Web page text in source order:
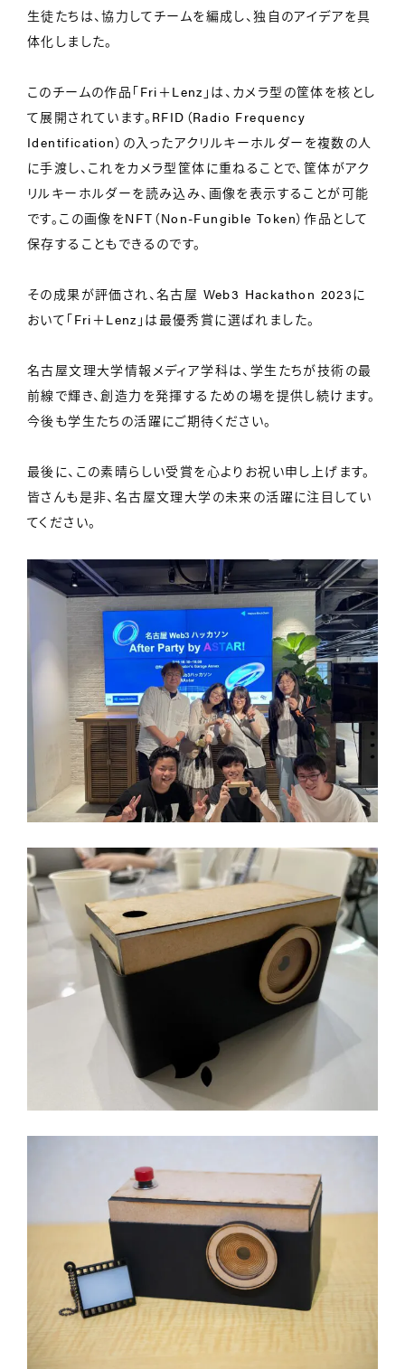
生徒たちは、協力してチームを編成し、独自のアイデアを具
体化しました。
このチームの作品「Fri＋Lenz」は、カメラ型の筐体を核とし
て展開されています。RFID（Radio Frequency
Identification）の入ったアクリルキーホルダーを複数の人
に手渡し、これをカメラ型筐体に重ねることで、筐体がアク
リルキーホルダーを読み込み、画像を表示することが可能
です。この画像をNFT（Non-Fungible Token）作品として
保存することもできるのです。
その成果が評価され、名古屋 Web3 Hackathon 2023に
おいて「Fri＋Lenz」は最優秀賞に選ばれました。
名古屋文理大学情報メディア学科は、学生たちが技術の最
前線で輝き、創造力を発揮するための場を提供し続けます。
今後も学生たちの活躍にご期待ください。
最後に、この素晴らしい受賞を心よりお祝い申し上げます。
皆さんも是非、名古屋文理大学の未来の活躍に注目してい
てください。